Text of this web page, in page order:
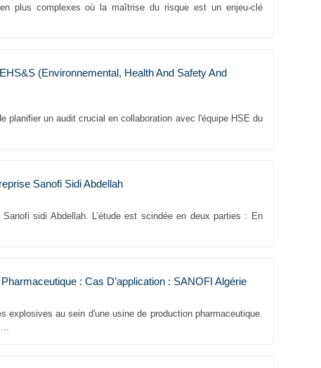
plus complexes où la maîtrise du risque est un enjeu-clé
(environnemental, Health And Safety And
planifier un audit crucial en collaboration avec l'équipe HSE du
Sanofi Sidi Abdellah
sidi Abdellah. L’étude est scindée en deux parties : En
: Cas D’application : SANOFI Algérie
au sein d'une usine de production pharmaceutique.